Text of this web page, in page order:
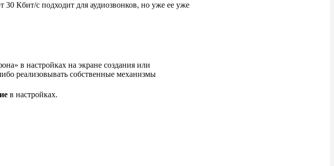
Кбит/с подходит для аудиозвонков, но уже ее уже
в настройках на экране создания или
реализовывать собственные механизмы
в настройках.